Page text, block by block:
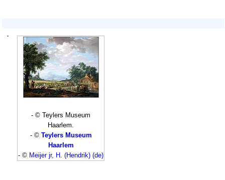
·
- © Teylers Museum
Haarlem.
- © Teylers Museum
Haarlem
- © Meijer jr, H. (Hendrik) (de)